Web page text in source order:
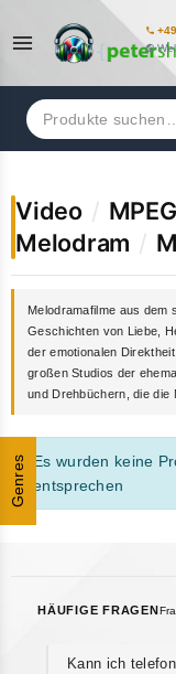
Suchen
nach:
Genres
Video /
Melodram /
Melodramafilme aus dem
Geschichten von Liebe,
der emotionalen
großen Studios der
und Drehbüchern, die die
Es wurden keine
entsprechen
HÄUFIGE FRAGEN
Kann ich